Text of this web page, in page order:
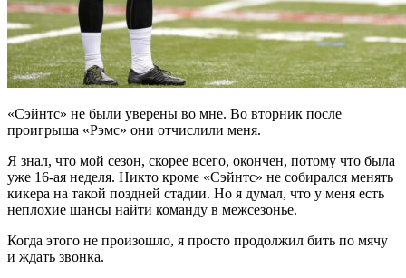
«Сэйнтс» не были уверены во мне. Во вторник после
проигрыша «Рэмс» они отчислили меня.
Я знал, что мой сезон, скорее всего, окончен, потому что была
уже 16-ая неделя. Никто кроме «Сэйнтс» не собирался менять
кикера на такой поздней стадии. Но я думал, что у меня есть
неплохие шансы найти команду в межсезонье.
Когда этого не произошло, я просто продолжил бить по мячу
и ждать звонка.